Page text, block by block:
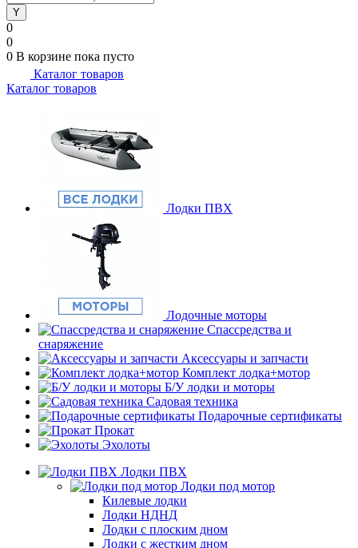
0
0
0 В корзине пока пусто
Каталог товаров
Каталог товаров
Лодки ПВХ
Лодочные моторы
Спассредства и
снаряжение
Аксессуары и запчасти
Комплект лодка+мотор
Б/У лодки и моторы
Садовая техника
Подарочные сертификаты
Прокат
Эхолоты
Лодки ПВХ
Лодки под мотор
Килевые лодки
Лодки НДНД
Лодки с плоским дном
Лодки с жестким дном